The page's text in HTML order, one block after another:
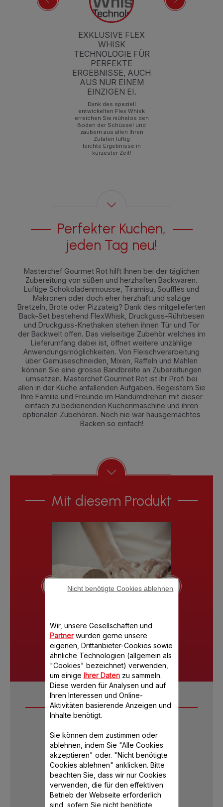
EXKLUSIVE FLEX
WHISK
TECHNOLOGIE FÜR
PERFEKTE
ERGEBNISSE, AUCH
AUS NUR EINEM
EINZIGEN EI.
Dank des speziell
entwickelten Flex Whisk
erreichen Sie mühelos den
Boden der Schüssel und
zaubern aus allen Ihren
Zutaten luftig
leichte Ergebnisse in
kürzester Zeit!
Perfekter Kuchen,
jeden Tag neu!
Masterchef Gourmet Rot hilft Ihnen bei der täglichen
Zubereitung von süßen und herzhaften Backwaren.
Luftige Schokoladenmousse, Tiramisu, Soufflés und
Makronen oder doch eher herzhaft und salzige
Bretzeln, Brote oder Pizzateig? Dank des mitgelieferten
Back-Set bestehend FlexWhisk, Druckguss-Rührbesen
und Druckguss-Knethaken stehen ihnen Tür und Tor
der Backwelt offen. Das vielseitige Zubehör welches im
Lieferumfang dabei ist, öffnet weitere unzählige
Anwendungsmöglichkeiten. Von Fleischverarbeitung
über Gemüseschneiden, Mixen, Raffeln und Mahlen
können Sie eine grosse Bandbreite an Zubereitungen
umsetzen. Masterchef Gourmet Rot ist ihr Profi bei
allen in der Küche anfallenden Aufgaben. Begeistern Sie
Ihre Familie und Freunde im Handumdrehen mit dieser
einfach zu bedienenden Küchenmaschine und ihren
optionalen Zubehören. Noch nie war hausgemachtes
Backen so einfach!
Mit diesem Produkt
MÜRBETEIG
Technische
Merkmale/Vergleich
Wir, unsere Gesellschaften und
Partnerwürden gerne unsere
eigenen, Drittanbieter-Cookies sowie
ähnliche Technologien (allgemein als
"Cookies" bezeichnet) verwenden,
um einige Ihrer Datenzu sammeln.
Diese werden für Analysen und auf
Ihren Interessen und Online-
Aktivitäten basierende Anzeigen und
Inhalte benötigt.
Sie können dem zustimmen oder
ablehnen, indem Sie "Alle Cookies
akzeptieren" oder. "Nicht benötigte
Cookies ablehnen" anklicken. Bitte
beachten Sie, dass wir nur Cookies
verwenden, die für den effektiven
Betrieb der Webseite erforderlich
sind, sofern Sie nicht benötigte
Nicht benötigte Cookies ablehnen